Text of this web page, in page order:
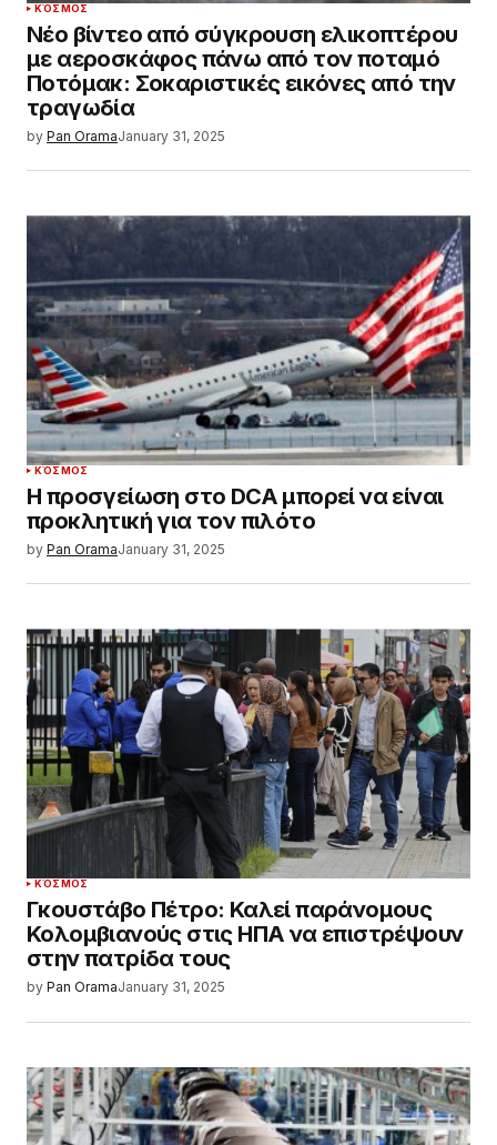
ΚΌΣΜΟΣ
Νέο βίντεο από σύγκρουση ελικοπτέρου
με αεροσκάφος πάνω από τον ποταμό
Ποτόμακ: Σοκαριστικές εικόνες από την
τραγωδία
by Pan OramaJanuary 31, 2025
ΚΌΣΜΟΣ
Η προσγείωση στο DCA μπορεί να είναι
προκλητική για τον πιλότο
by Pan OramaJanuary 31, 2025
ΚΌΣΜΟΣ
Γκουστάβο Πέτρο: Καλεί παράνομους
Κολομβιανούς στις ΗΠΑ να επιστρέψουν
στην πατρίδα τους
by Pan OramaJanuary 31, 2025